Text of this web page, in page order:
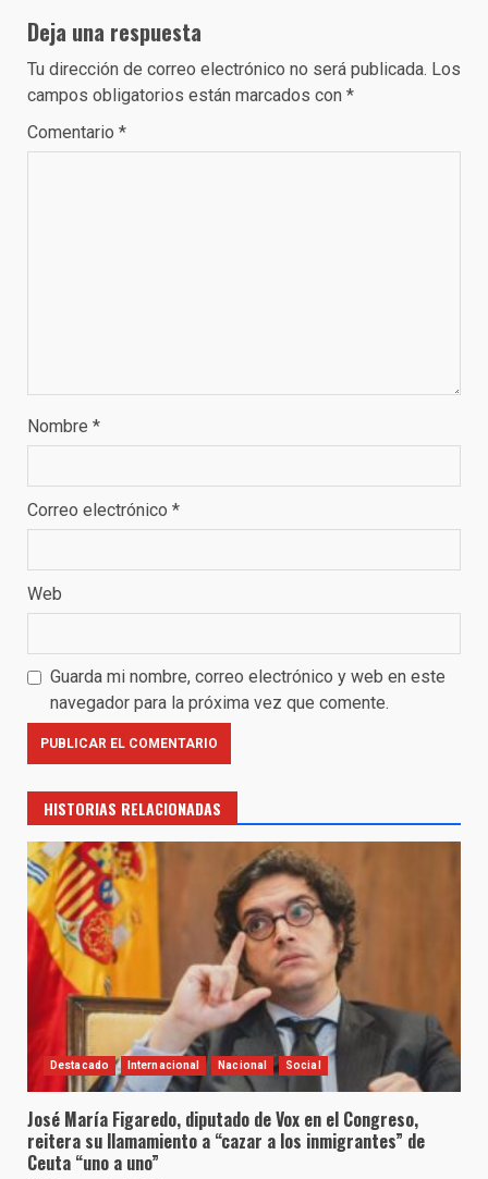
Deja una respuesta
Tu dirección de correo electrónico no será publicada. Los
campos obligatorios están marcados con *
Comentario *
Nombre *
Correo electrónico *
Web
Guarda mi nombre, correo electrónico y web en este
navegador para la próxima vez que comente.
HISTORIAS RELACIONADAS
Destacado Internacional Nacional Social
José María Figaredo, diputado de Vox en el Congreso,
reitera su llamamiento a “cazar a los inmigrantes” de
Ceuta “uno a uno”